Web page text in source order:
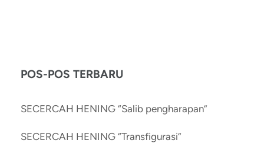
POS-POS TERBARU
SECERCAH HENING “Salib pengharapan”
SECERCAH HENING “Transfigurasi”